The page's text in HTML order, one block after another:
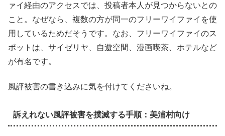
ァイ経由のアクセスでは、投稿者本人が見つからないとの
こと。なぜなら、複数の方が同一のフリーワイファイを使
用しているためだそうです。なお、フリーワイファイのス
ポットは、サイゼリヤ、自遊空間、漫画喫茶、ホテルなど
が有名です。
風評被害の書き込みに気を付けてくださいね。
訴えれない風評被害を撲滅する手順：美浦村向け